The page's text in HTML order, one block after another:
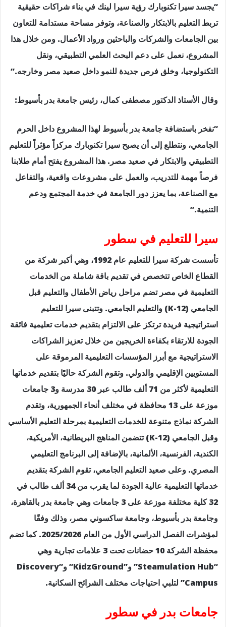
“يجسد سيرا تكنوبارك رؤية سيرا لينك في بناء شراكات حقيقية
تربط التعليم بالابتكار والصناعة، وتوفر مساحة مستدامة للتعاون
بين الجامعات والشركات والباحثين ورواد الأعمال. ومن خلال هذا
المشروع، نعمل على دعم البحث العلمي التطبيقي، ونقل
التكنولوجيا، وخلق فرص جديدة للنمو داخل صعيد مصر وخارجه.”
وقال الأستاذ الدكتور مصطفى كمال، رئيس جامعة بدر بأسيوط:
“نفخر باستضافة جامعة بدر بأسيوط لهذا المشروع داخل الحرم
الجامعي، ونتطلع إلى أن يصبح سيرا تكنوبارك مركزاً مؤثراً للتعليم
التطبيقي والابتكار في صعيد مصر. هذا المشروع يفتح أمام طلابنا
فرصاً مهمة للتدريب، والعمل على مشروعات واقعية، والتفاعل
مع الصناعة، بما يعزز دور الجامعة في خدمة المجتمع ودعم
التنمية.”
سيرا للتعليم في سطور
تأسست شركة سيرا للتعليم عام 1992، وهي أكبر شركة من
القطاع الخاص تتخصص في تقديم باقة شاملة من الخدمات
التعليمية في مصر تضم مراحل رياض الأطفال والتعليم قبل
الجامعي (K-12) والتعليم الجامعي. وتتبنى سيرا للتعليم
استراتيجية فريدة ترتكز على الالتزام بتقديم خدمات تعليمية فائقة
الجودة للارتقاء بكفاءة الخريجين من خلال تعزيز الشراكات
الاستراتيجية مع أبرز المؤسسات التعليمية المرموقة على
المستويين الإقليمي والدولي. وتقوم الشركة حاليًا بتقديم خدماتها
التعليمية لأكثر من 71 ألف طالب عبر 30 مدرسة و3 جامعات
موزعة على 13 محافظة في مختلف أنحاء الجمهورية، وتقدم
الشركة نماذج متنوعة للخدمات التعليمية بمرحلة التعليم الأساسي
وقبل الجامعي (K-12) تتضمن المناهج البريطانية، الأمريكية،
الكندية، الفرنسية، الألمانية، بالإضافة إلى البرنامج التعليمي
المصري. وعلى صعيد التعليم الجامعي، تقوم الشركة بتقديم
خدماتها التعليمية عالية الجودة لما يقرب من 34 ألف طالب في
32 كلية مختلفة موزعة على 3 جامعات وهي جامعة بدر بالقاهرة،
وجامعة بدر بأسيوط، وجامعة ساكسوني مصر، وذلك وفقًا
لمؤشرات الفصل الدراسي الأول من العام 2025/2026. كما تضم
محفظة الشركة 10 حضانات تحت 3 علامات تجارية وهي
“Steamulation Hub” و”KidzGround” و”Discovery
Campus” لتلبي احتياجات مختلف الشرائح السكانية.
جامعات بدر في سطور